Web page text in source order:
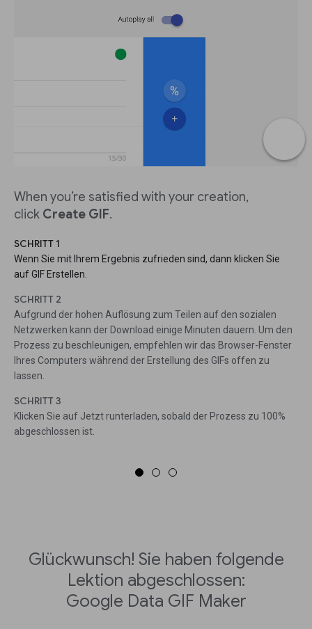
When you’re satisfied with your creation,
click Create GIF.
SCHRITT 1
Wenn Sie mit Ihrem Ergebnis zufrieden sind, dann klicken Sie
auf GIF Erstellen.
SCHRITT 2
Aufgrund der hohen Auflösung zum Teilen auf den sozialen
Netzwerken kann der Download einige Minuten dauern. Um den
Prozess zu beschleunigen, empfehlen wir das Browser-Fenster
Ihres Computers während der Erstellung des GIFs offen zu
lassen.
SCHRITT 3
Klicken Sie auf Jetzt runterladen, sobald der Prozess zu 100%
abgeschlossen ist.
Glückwunsch! Sie haben folgende
Lektion abgeschlossen:
Google Data GIF Maker